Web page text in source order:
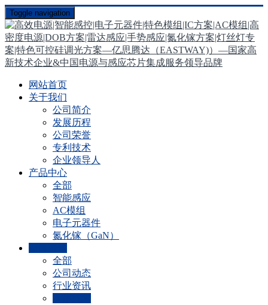
Toggle navigation
网站首页
关于我们
公司简介
发展历程
公司荣誉
专利技术
企业领导人
产品中心
全部
智能感应
AC模组
电子元器件
氮化镓（GaN）
全部
公司动态
行业资讯